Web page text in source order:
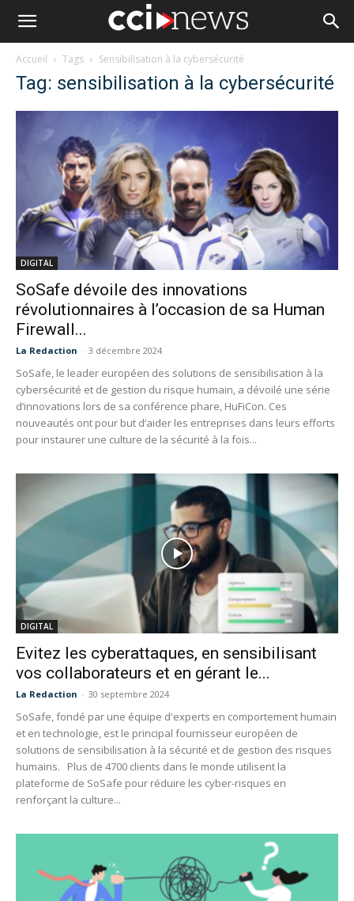
Accueil Tags Sensibilisation à la cybersécurité
Tag: sensibilisation à la cybersécurité
DIGITAL
SoSafe dévoile des innovations
révolutionnaires à l’occasion de sa Human
Firewall...
La Redaction - 3 décembre 2024
SoSafe, le leader européen des solutions de sensibilisation à la
cybersécurité et de gestion du risque humain, a dévoilé une série
d’innovations lors de sa conférence phare, HuFiCon. Ces
nouveautés ont pour but d’aider les entreprises dans leurs efforts
pour instaurer une culture de la sécurité à la fois...
DIGITAL
Evitez les cyberattaques, en sensibilisant
vos collaborateurs et en gérant le...
La Redaction - 30 septembre 2024
SoSafe, fondé par une équipe d'experts en comportement humain
et en technologie, est le principal fournisseur européen de
solutions de sensibilisation à la sécurité et de gestion des risques
humains. Plus de 4700 clients dans le monde utilisent la
plateforme de SoSafe pour réduire les cyber-risques en
renforçant la culture...